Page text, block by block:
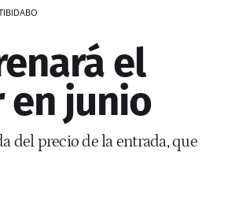
el
en junio
del precio de la entrada, que